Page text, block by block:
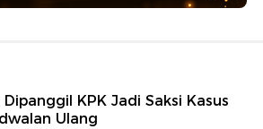
KPK Jadi Saksi Kasus
Ulang